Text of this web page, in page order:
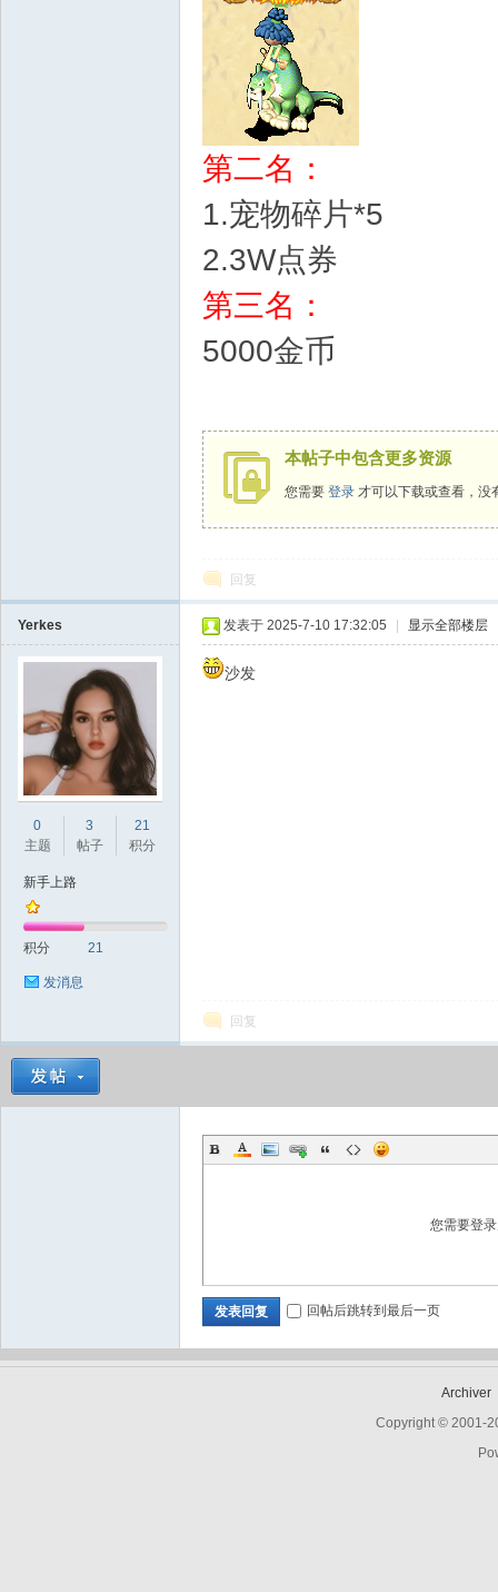
第二名：
1.宠物碎片*5
2.3W点券
第三名：
5000金币
本帖子中包含更多资源
您需要 登录 才可以下载或查看，没
回复
Yerkes
0
主题
3
帖子
21
积分
新手上路
积分 21
发消息
发表于 2025-7-10 17:32:05 显示全部楼层
沙发
回复
您需要登
发表回复 回帖后跳转到最后一页
Archiver
Copyright © 2001-